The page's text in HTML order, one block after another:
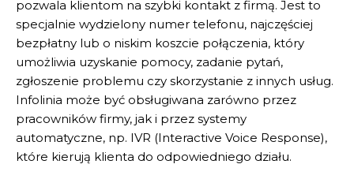
pozwala klientom na szybki kontakt z firmą. Jest to
specjalnie wydzielony numer telefonu, najczęściej
bezpłatny lub o niskim koszcie połączenia, który
umożliwia uzyskanie pomocy, zadanie pytań,
zgłoszenie problemu czy skorzystanie z innych usług.
Infolinia może być obsługiwana zarówno przez
pracowników firmy, jak i przez systemy
automatyczne, np. IVR (Interactive Voice Response),
które kierują klienta do odpowiedniego działu.